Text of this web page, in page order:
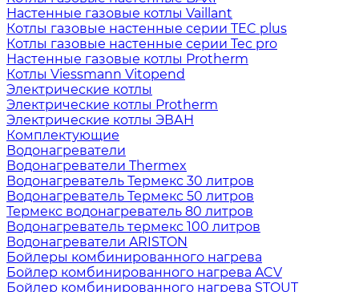
Настенные газовые котлы Vaillant
Котлы газовые настенные серии TEC plus
Котлы газовые настенные серии Tec pro
Настенные газовые котлы Protherm
Котлы Viessmann Vitopend
Электрические котлы
Электрические котлы Protherm
Электрические котлы ЭВАН
Комплектующие
Водонагреватели
Водонагреватели Thermex
Водонагреватель Термекс 30 литров
Водонагреватель Термекс 50 литров
Термекс водонагреватель 80 литров
Водонагреватель термекс 100 литров
Водонагреватели ARISTON
Бойлеры комбинированного нагрева
Бойлер комбинированного нагрева ACV
Бойлер комбинированного нагрева STOUT